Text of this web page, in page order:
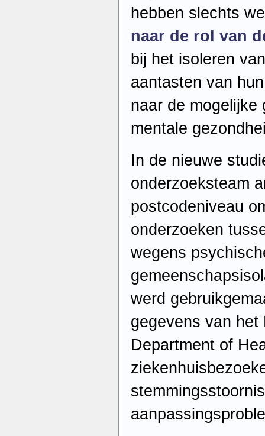
hebben slechts
naar de rol van
bij het isoleren
aantasten van
naar de mogelijke
mentale
In de nieuwe
onderzoeksteam
postcodeniveau
onderzoeken
wegens
werd
gegevens van het
Department of